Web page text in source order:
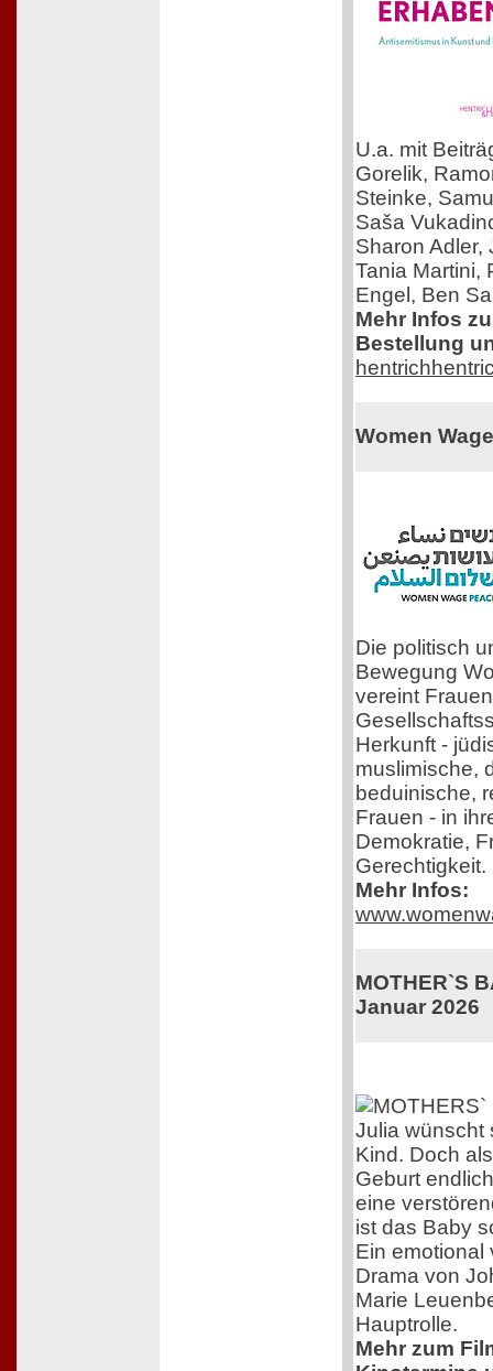
U.a. mit
Gorelik,
Steinke,
Saša
Sharon Adler,
Tania Martini,
Engel, Ben
Mehr Infos
Bestellung
Women
Die politisch
Bewegung
vereint
Herkunft -
muslimische,
beduinische,
Frauen - in
Demokratie,
Gerechtigkeit.
Mehr Infos:
MOTHER`S
Januar 2026
Julia wünscht
Kind. Doch
Geburt
eine
ist das Baby
Ein emotional
Drama von
Marie
Hauptrolle.
Mehr zum